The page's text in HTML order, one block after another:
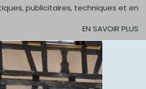
publicitaires, techniques et en
EN SAVOIR PLUS